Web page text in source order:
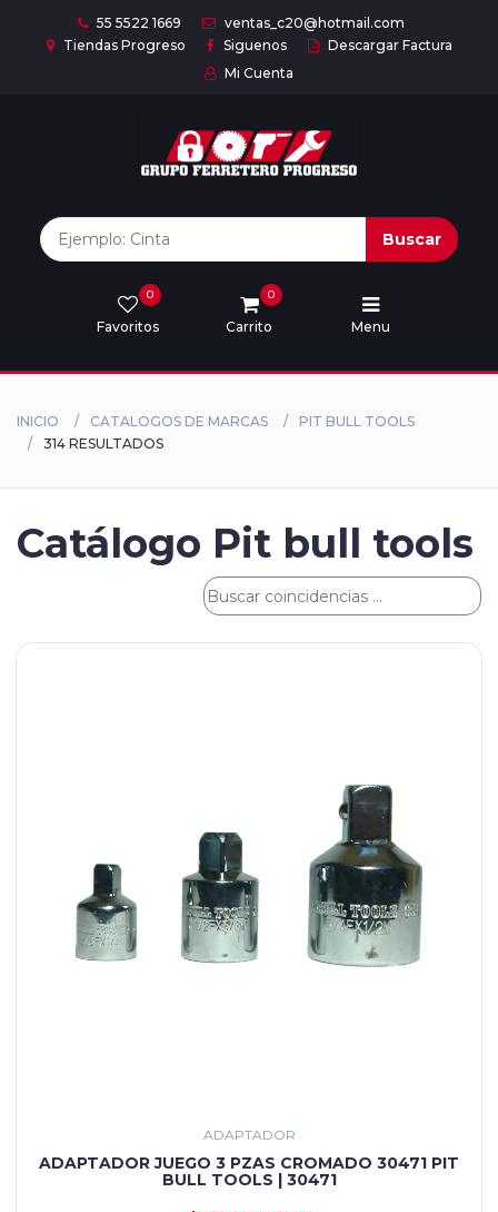
55 5522 1669
ventas_c20@hotmail.com
Tiendas Progreso
Siguenos
Descargar Factura
Mi Cuenta
Buscar
Favoritos
0
Carrito
0
Menu
Marcas
Descargar
INICIO CATALOGOS DE MARCAS
PIT BULL TOOLS
314 RESULTADOS
Catálogo Pit bull tools
ADAPTADOR
ADAPTADOR JUEGO 3 PZAS CROMADO 30471 PIT
BULL TOOLS | 30471